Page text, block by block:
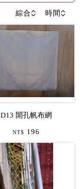
綜合 時間
D13 開孔帆布網
NT$ 196